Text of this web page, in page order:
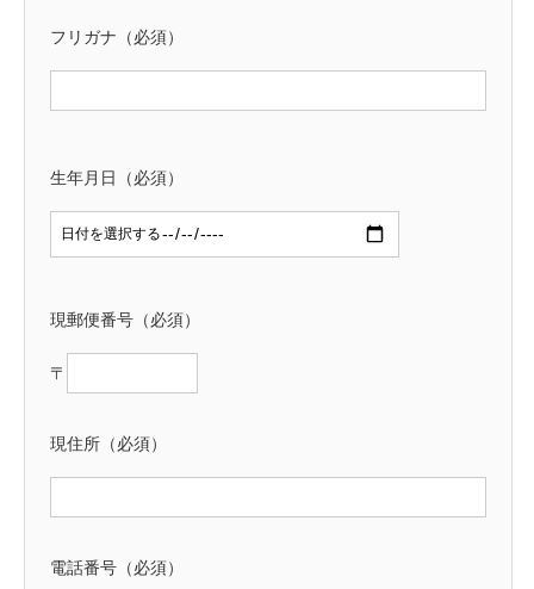
フリガナ（必須）
生年月日（必須）
現郵便番号（必須）
〒
現住所（必須）
電話番号（必須）